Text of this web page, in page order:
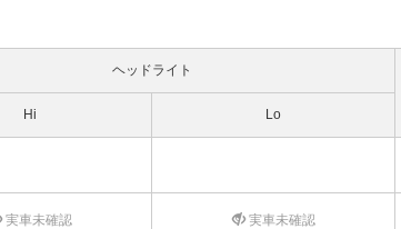
ヘッドライト
Hi Lo
実車未確認 実車未確認